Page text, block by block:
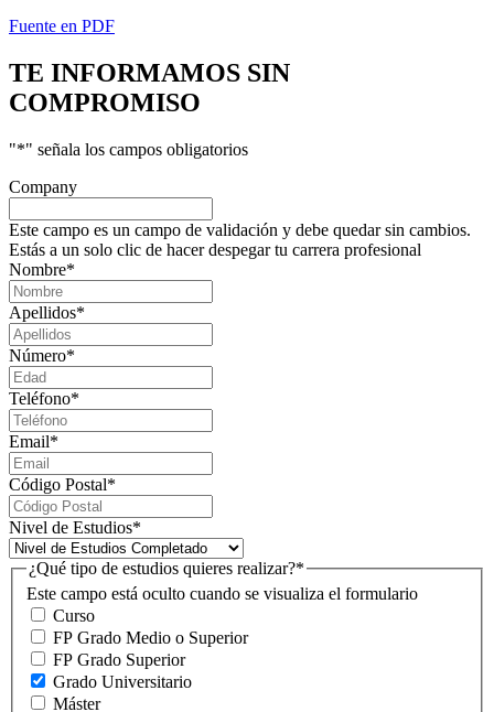
Fuente en PDF
TE INFORMAMOS SIN
COMPROMISO
"*" señala los campos obligatorios
Company
Este campo es un campo de validación y debe quedar sin cambios.
Estás a un solo clic de hacer despegar tu carrera profesional
Nombre*
Apellidos*
Número*
Teléfono*
Email*
Código Postal*
Nivel de Estudios*
Este campo está oculto cuando se visualiza el formulario
¿Qué tipo de estudios quieres realizar?*
Curso
FP Grado Medio o Superior
FP Grado Superior
Grado Universitario
Máster